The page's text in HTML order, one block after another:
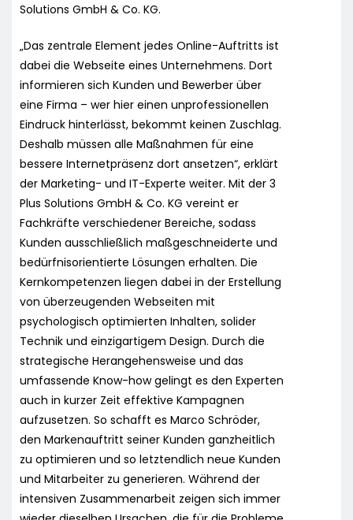
Solutions GmbH & Co. KG.
„Das zentrale Element jedes Online-Auftritts ist
dabei die Webseite eines Unternehmens. Dort
informieren sich Kunden und Bewerber über
eine Firma – wer hier einen unprofessionellen
Eindruck hinterlässt, bekommt keinen Zuschlag.
Deshalb müssen alle Maßnahmen für eine
bessere Internetpräsenz dort ansetzen“, erklärt
der Marketing- und IT-Experte weiter. Mit der 3
Plus Solutions GmbH & Co. KG vereint er
Fachkräfte verschiedener Bereiche, sodass
Kunden ausschließlich maßgeschneiderte und
bedürfnisorientierte Lösungen erhalten. Die
Kernkompetenzen liegen dabei in der Erstellung
von überzeugenden Webseiten mit
psychologisch optimierten Inhalten, solider
Technik und einzigartigem Design. Durch die
strategische Herangehensweise und das
umfassende Know-how gelingt es den Experten
auch in kurzer Zeit effektive Kampagnen
aufzusetzen. So schafft es Marco Schröder,
den Markenauftritt seiner Kunden ganzheitlich
zu optimieren und so letztendlich neue Kunden
und Mitarbeiter zu generieren. Während der
intensiven Zusammenarbeit zeigen sich immer